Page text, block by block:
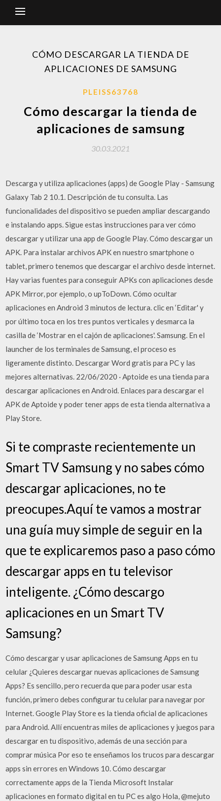
CÓMO DESCARGAR LA TIENDA DE
APLICACIONES DE SAMSUNG
PLEISS63768
Cómo descargar la tienda de
aplicaciones de samsung
30.03.2021
Descarga y utiliza aplicaciones (apps) de Google Play - Samsung
Galaxy Tab 2 10.1. Descripción de tu consulta. Las
funcionalidades del dispositivo se pueden ampliar descargando
e instalando apps. Sigue estas instrucciones para ver cómo
descargar y utilizar una app de Google Play. Cómo descargar un
APK. Para instalar archivos APK en nuestro smartphone o
tablet, primero tenemos que descargar el archivo desde internet.
Hay varias fuentes para conseguir APKs con aplicaciones desde
APK Mirror, por ejemplo, o upToDown. Cómo ocultar
aplicaciones en Android 3 minutos de lectura. clic en ‘Editar' y
por último toca en los tres puntos verticales y desmarca la
casilla de ‘Mostrar en el cajón de aplicaciones'. Samsung. En el
launcher de los terminales de Samsung, el proceso es
ligeramente distinto. Descargar Word gratis para PC y las
mejores alternativas. 22/06/2020 · Aptoide es una tienda para
descargar aplicaciones en Android. Enlaces para descargar el
APK de Aptoide y poder tener apps de esta tienda alternativa a
Play Store.
Si te compraste recientemente un
Smart TV Samsung y no sabes cómo
descargar aplicaciones, no te
preocupes.Aquí te vamos a mostrar
una guía muy simple de seguir en la
que te explicaremos paso a paso cómo
descargar apps en tu televisor
inteligente. ¿Cómo descargo
aplicaciones en un Smart TV
Samsung?
Cómo descargar y usar aplicaciones de Samsung Apps en tu
celular ¿Quieres descargar nuevas aplicaciones de Samsung
Apps? Es sencillo, pero recuerda que para poder usar esta
función, primero debes configurar tu celular para navegar por
Internet. Google Play Store es la tienda oficial de aplicaciones
para Android. Allí encuentras miles de aplicaciones y juegos para
descargar en tu dispositivo, además de una sección para
comprar música Por eso te enseñamos los trucos para descargar
apps sin errores en Windows 10. Cómo descargar
correctamente apps de la Tienda Microsoft Instalar
aplicaciones en formato digital en tu PC es algo Hola, @mejuto